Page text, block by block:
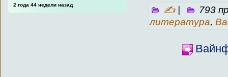
2 года 44 недели назад
✍|
793
литература,